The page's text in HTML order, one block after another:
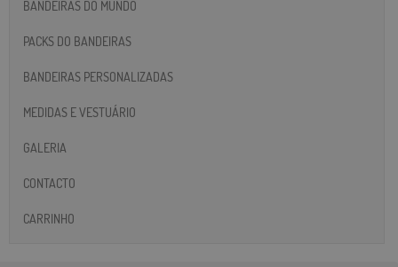
BANDEIRAS DO MUNDO
PACKS DO BANDEIRAS
BANDEIRAS PERSONALIZADAS
MEDIDAS E VESTUÁRIO
GALERIA
CONTACTO
CARRINHO